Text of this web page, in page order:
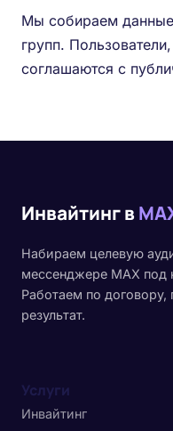
Мы собираем
групп.
соглашаются с
Инвайтинг в
Набираем целевую
мессенджере MAX под
Работаем по договору,
результат.
Услуги
Инвайтинг